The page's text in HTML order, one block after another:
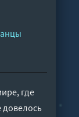
где
довелось